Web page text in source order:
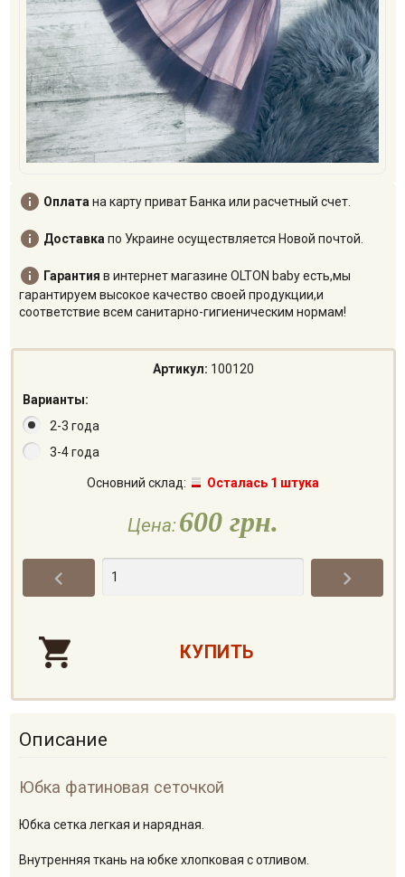
 Оплата на карту приват Банка или расчетный счет.
 Доставка по Украине осуществляется Новой почтой.
 Гарантия в интернет магазине OLTON baby есть,мы
гарантируем высокое качество своей продукции,и
соответствие всем санитарно-гигиеническим нормам!
Артикул: 100120
Варианты:
2-3 года
3-4 года
Основний склад: Осталась 1 штука
Цена:600 грн.
 
Описание
Юбка фатиновая сеточкой
Юбка сетка легкая и нарядная.
Внутренняя ткань на юбке хлопковая с отливом.